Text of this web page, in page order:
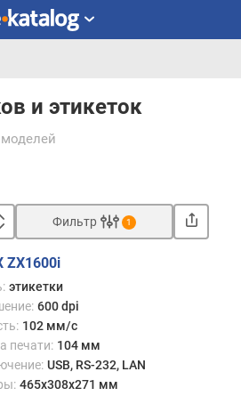
и этикеток
Фильтр 1
ZX1600i
этикетки
600 dpi
102 мм/с
печати: 104 мм
USB, RS-232, LAN
465x308x271 мм